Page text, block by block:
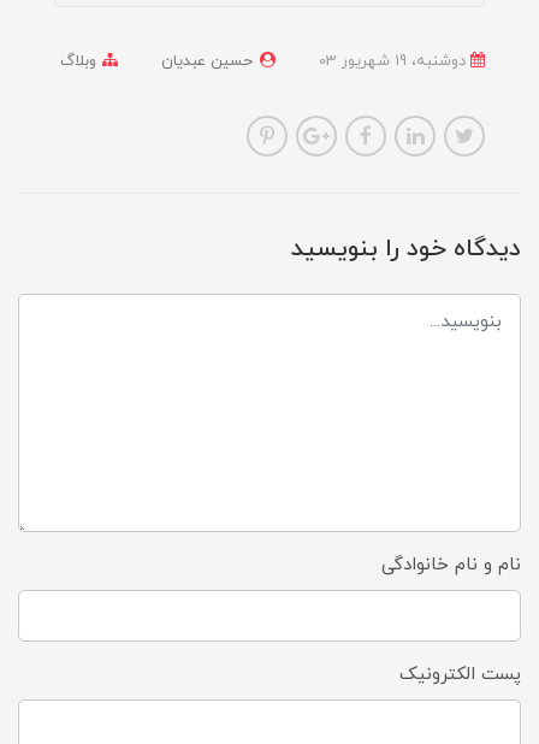
دوشنبه، 19 شهریور 03 حسین عبدیان وبلاگ
دیدگاه خود را بنویسید
نام و نام خانوادگی
پست الکترونیک